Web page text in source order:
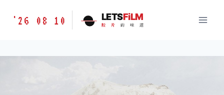
胶
味
'26 08 10 LETSFiLM
胶 片 的 味 道